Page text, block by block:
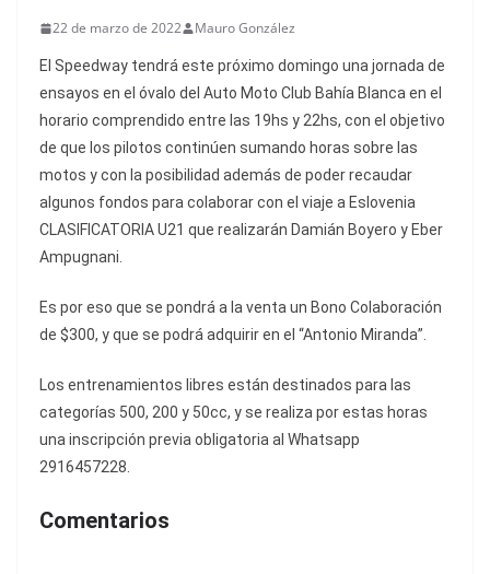
22 de marzo de 2022 Mauro González
El Speedway tendrá este próximo domingo una jornada de
ensayos en el óvalo del Auto Moto Club Bahía Blanca en el
horario comprendido entre las 19hs y 22hs, con el objetivo
de que los pilotos continúen sumando horas sobre las
motos y con la posibilidad además de poder recaudar
algunos fondos para colaborar con el viaje a Eslovenia
CLASIFICATORIA U21 que realizarán Damián Boyero y Eber
Ampugnani.
Es por eso que se pondrá a la venta un Bono Colaboración
de $300, y que se podrá adquirir en el “Antonio Miranda”.
Los entrenamientos libres están destinados para las
categorías 500, 200 y 50cc, y se realiza por estas horas
una inscripción previa obligatoria al Whatsapp
2916457228.
Comentarios